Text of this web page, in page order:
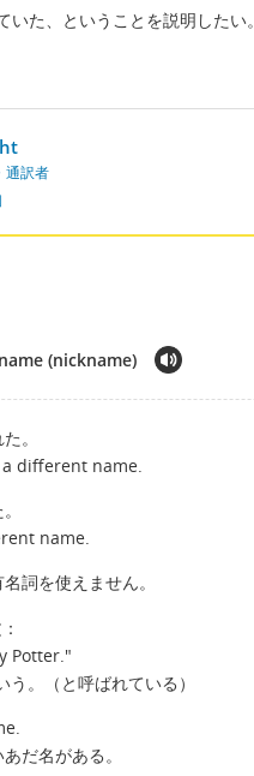
た、ということを説明したい。
通訳者
(nickname)
。
different name.
name.
詞を使えません。
Potter."
。（と呼ばれている）
だ名がある。